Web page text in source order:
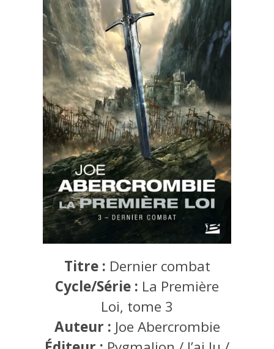
Titre : Dernier combat
Cycle/Série : La Première
Loi, tome 3
Auteur : Joe Abercrombie